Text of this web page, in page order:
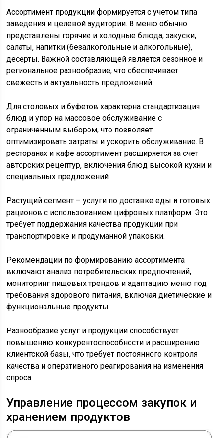
Ассортимент продукции формируется с учетом типа
заведения и целевой аудитории. В меню обычно
представлены горячие и холодные блюда, закуски,
салаты, напитки (безалкогольные и алкогольные),
десерты. Важной составляющей является сезонное и
региональное разнообразие, что обеспечивает
свежесть и актуальность предложений.
Для столовых и буфетов характерна стандартизация
блюд и упор на массовое обслуживание с
ограниченным выбором, что позволяет
оптимизировать затраты и ускорить обслуживание. В
ресторанах и кафе ассортимент расширяется за счет
авторских рецептур, включения блюд высокой кухни и
специальных предложений.
Растущий сегмент – услуги по доставке еды и готовых
рационов с использованием цифровых платформ. Это
требует поддержания качества продукции при
транспортировке и продуманной упаковки.
Рекомендации по формированию ассортимента
включают анализ потребительских предпочтений,
мониторинг пищевых трендов и адаптацию меню под
требования здорового питания, включая диетические и
функциональные продукты.
Разнообразие услуг и продукции способствует
повышению конкурентоспособности и расширению
клиентской базы, что требует постоянного контроля
качества и оперативного реагирования на изменения
спроса.
Управление процессом закупок и
хранением продуктов